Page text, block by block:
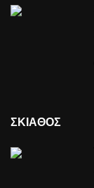
ΣΚΙΑΘΟΣ